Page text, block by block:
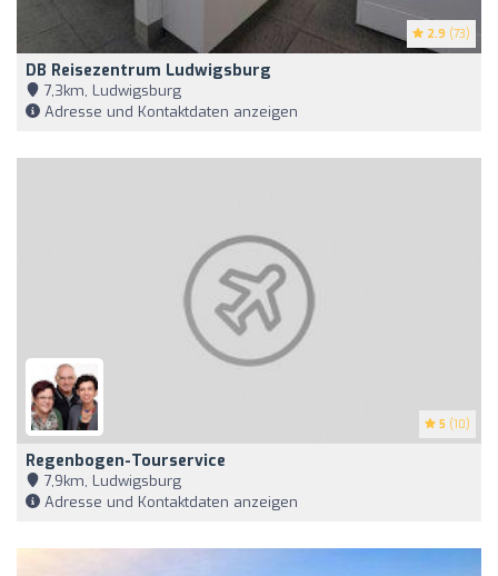
2.9 (73)
DB Reisezentrum Ludwigsburg
7,3km, Ludwigsburg
Adresse und Kontaktdaten anzeigen
5 (10)
Regenbogen-Tourservice
7,9km, Ludwigsburg
Adresse und Kontaktdaten anzeigen